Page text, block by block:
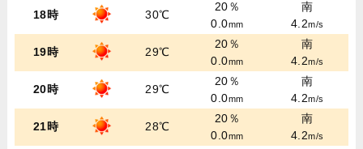
18時 30℃
20％
0.0mm
南
4.2m/s
19時 29℃
20％
0.0mm
南
4.2m/s
20時 29℃
20％
0.0mm
南
4.2m/s
21時 28℃
20％
0.0mm
南
4.2m/s